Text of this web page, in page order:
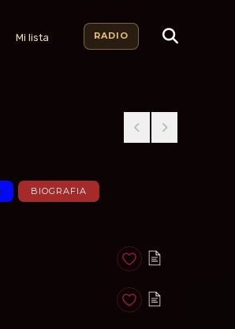
Mi lista RADIO
BIOGRAFIA
Anadir a favoritos
Anadir a favoritos